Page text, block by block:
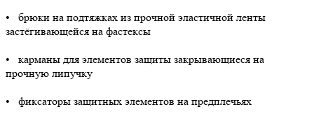
• брюки на подтяжках из прочной эластичной ленты
застёгивающейся на фастексы
• карманы для элементов защиты закрывающиеся на
прочную липучку
• фиксаторы защитных элементов на предплечьях